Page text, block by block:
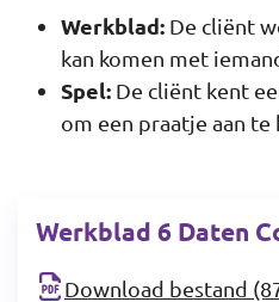
Werkblad: De cliënt
kan komen met
Spel: De cliënt kent
om een praatje aan te
Werkblad 6 Daten
Download bestand